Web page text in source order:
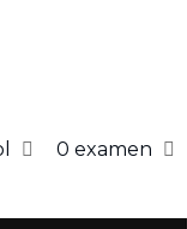
0 examen